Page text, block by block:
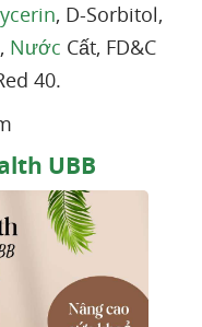
, D-Sorbitol,
Nước Cất, FD&C
40.
UBB